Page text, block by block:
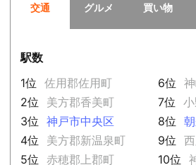
交通 グルメ 買い物
駅数
1位
佐用郡佐用町
2位
美方郡香美町
3位
神戸市中央区
4位
美方郡新温泉町
5位
赤穂郡上郡町
6位
7位
8位
9位
10位